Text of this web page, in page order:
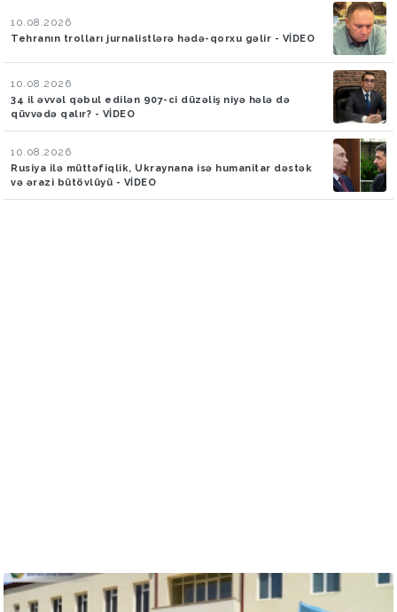
10.08.2026
Tehranın trolları jurnalistlərə hədə-qorxu gəlir - VİDEO
10.08.2026
34 il əvvəl qəbul edilən 907-ci düzəliş niyə hələ də
qüvvədə qalır? - VİDEO
10.08.2026
Rusiya ilə müttəfiqlik, Ukraynana isə humanitar dəstək
və ərazi bütövlüyü - VİDEO